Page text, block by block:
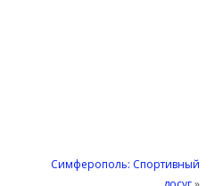
Симферополь: Спортивный